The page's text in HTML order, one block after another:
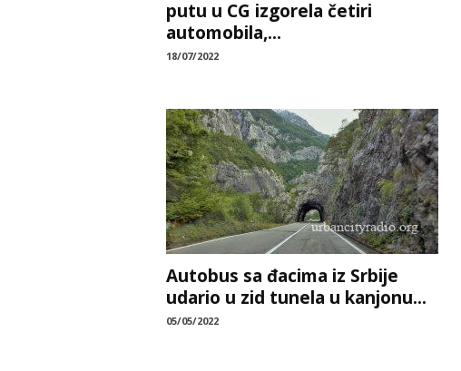
putu u CG izgorela četiri
automobila,...
18/07/2022
Autobus sa đacima iz Srbije
udario u zid tunela u kanjonu...
05/05/2022